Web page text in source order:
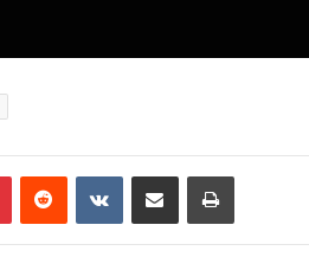
Pinterest Reddit VKontakte Share via Email Print